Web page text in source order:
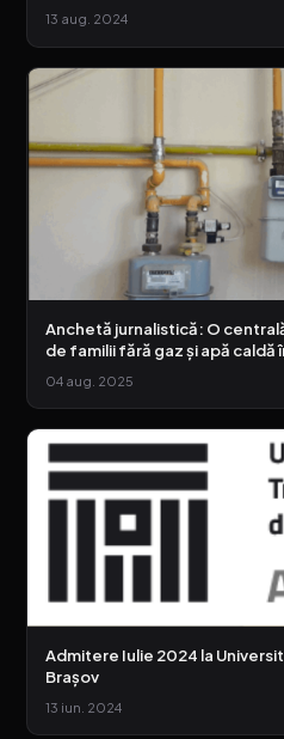
13 aug. 2024
Anchetă jurnalistică: O
de familii fără gaz și apă caldă
04 aug. 2025
Admitere Iulie 2024 la
Brașov
13 iun. 2024